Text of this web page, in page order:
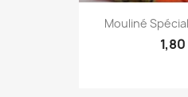
Mouliné